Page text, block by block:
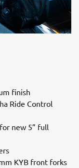
finish
Ride Control
new 5” full
KYB front forks